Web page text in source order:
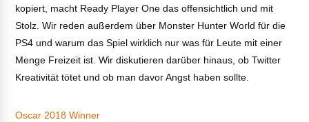
kopiert, macht Ready Player One das offensichtlich und mit
Stolz. Wir reden außerdem über Monster Hunter World für die
PS4 und warum das Spiel wirklich nur was für Leute mit einer
Menge Freizeit ist. Wir diskutieren darüber hinaus, ob Twitter
Kreativität tötet und ob man davor Angst haben sollte.
Oscar 2018 Winner